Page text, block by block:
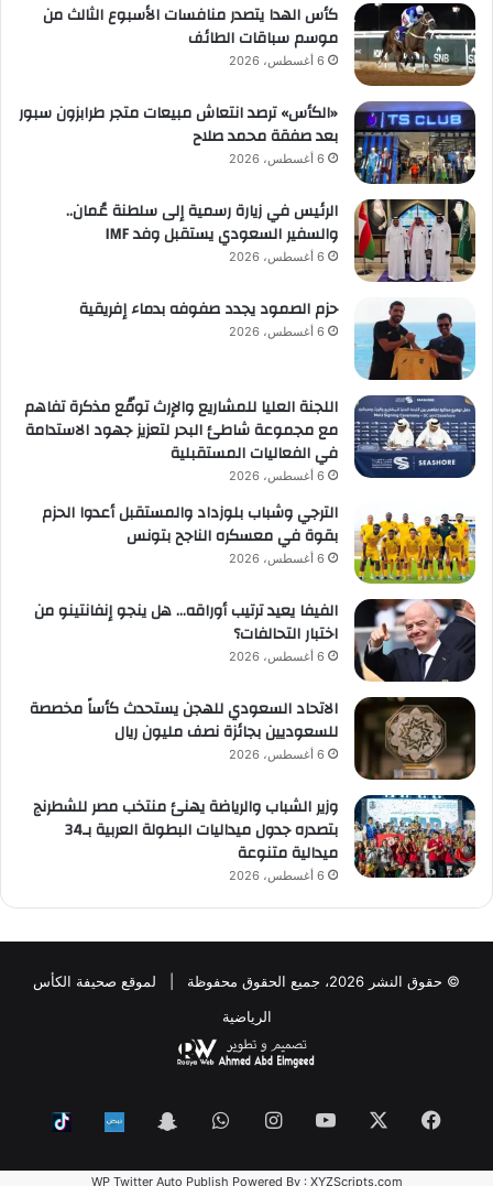
كأس الهدا يتصدر منافسات الأسبوع الثالث من
موسم سباقات الطائف
6 أغسطس، 2026
«الكأس» ترصد انتعاش مبيعات متجر طرابزون سبور
بعد صفقة محمد صلاح
6 أغسطس، 2026
الرئيس في زيارة رسمية إلى سلطنة عُمان..
والسفير السعودي يستقبل وفد IMF
6 أغسطس، 2026
حزم الصمود يجدد صفوفه بدماء إفريقية
6 أغسطس، 2026
اللجنة العليا للمشاريع والإرث توقّع مذكرة تفاهم
مع مجموعة شاطئ البحر لتعزيز جهود الاستدامة
في الفعاليات المستقبلية
6 أغسطس، 2026
الترجي وشباب بلوزداد والمستقبل أعدوا الحزم
بقوة في معسكره الناجح بتونس
6 أغسطس، 2026
الفيفا يعيد ترتيب أوراقه… هل ينجو إنفانتينو من
اختبار التحالفات؟
6 أغسطس، 2026
الاتحاد السعودي للهجن يستحدث كأساً مخصصة
للسعوديين بجائزة نصف مليون ريال
6 أغسطس، 2026
وزير الشباب والرياضة يهنئ منتخب مصر للشطرنج
بتصدره جدول ميداليات البطولة العربية بـ34
ميدالية متنوعة
6 أغسطس، 2026
© حقوق النشر 2026، جميع الحقوق محفوظة | لموقع صحيفة الكأس
الرياضية
فيسبوك ‫YouTubeانستقرامواتساب Snapchat
Nabd
WP Twitter Auto Publish Powered By : XYZScripts.com